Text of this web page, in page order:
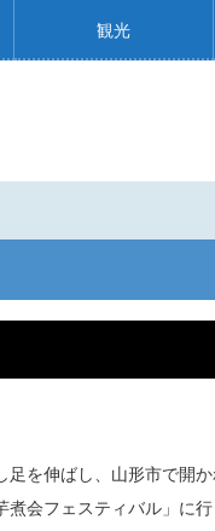
観光
足を伸ばし、山形市で開か
煮会フェスティバル」に行